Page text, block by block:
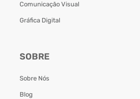
Comunicação Visual
Gráfica Digital
SOBRE
Sobre Nós
Blog